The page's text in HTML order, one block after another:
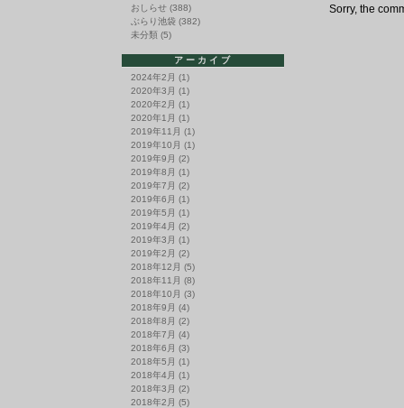
Sorry, the
おしらせ (388)
ぶらり池袋 (382)
未分類 (5)
アーカイブ
2024年2月 (1)
2020年3月 (1)
2020年2月 (1)
2020年1月 (1)
2019年11月 (1)
2019年10月 (1)
2019年9月 (2)
2019年8月 (1)
2019年7月 (2)
2019年6月 (1)
2019年5月 (1)
2019年4月 (2)
2019年3月 (1)
2019年2月 (2)
2018年12月 (5)
2018年11月 (8)
2018年10月 (3)
2018年9月 (4)
2018年8月 (2)
2018年7月 (4)
2018年6月 (3)
2018年5月 (1)
2018年4月 (1)
2018年3月 (2)
2018年2月 (5)